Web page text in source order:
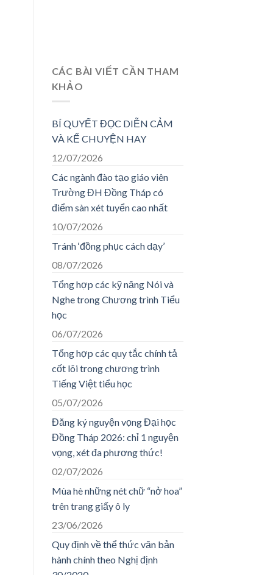
CÁC BÀI VIẾT CẦN THAM
KHẢO
BÍ QUYẾT ĐỌC DIỄN CẢM
VÀ KỂ CHUYỆN HAY
12/07/2026
Các ngành đào tạo giáo viên
Trường ĐH Đồng Tháp có
điểm sàn xét tuyển cao nhất
10/07/2026
Tránh ‘đồng phục cách dạy’
08/07/2026
Tổng hợp các kỹ năng Nói và
Nghe trong Chương trình Tiểu
học
06/07/2026
Tổng hợp các quy tắc chính tả
cốt lõi trong chương trình
Tiếng Việt tiểu học
05/07/2026
Đăng ký nguyện vọng Đại học
Đồng Tháp 2026: chỉ 1 nguyện
vọng, xét đa phương thức!
02/07/2026
Mùa hè những nét chữ “nở hoa”
trên trang giấy ô ly
23/06/2026
Quy định về thể thức văn bản
hành chính theo Nghị định